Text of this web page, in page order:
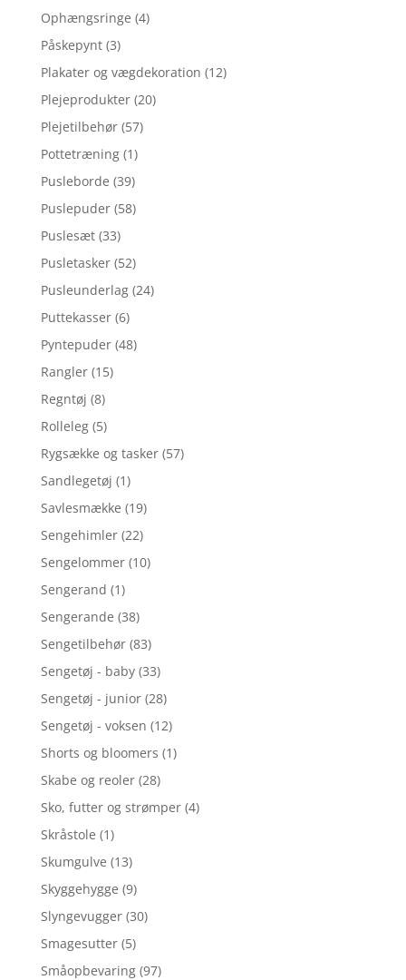
Ophængsringe (4)
Påskepynt (3)
Plakater og vægdekoration (12)
Plejeprodukter (20)
Plejetilbehør (57)
Pottetræning (1)
Pusleborde (39)
Puslepuder (58)
Puslesæt (33)
Pusletasker (52)
Pusleunderlag (24)
Puttekasser (6)
Pyntepuder (48)
Rangler (15)
Regntøj (8)
Rolleleg (5)
Rygsække og tasker (57)
Sandlegetøj (1)
Savlesmække (19)
Sengehimler (22)
Sengelommer (10)
Sengerand (1)
Sengerande (38)
Sengetilbehør (83)
Sengetøj - baby (33)
Sengetøj - junior (28)
Sengetøj - voksen (12)
Shorts og bloomers (1)
Skabe og reoler (28)
Sko, futter og strømper (4)
Skråstole (1)
Skumgulve (13)
Skyggehygge (9)
Slyngevugger (30)
Smagesutter (5)
Småopbevaring (97)